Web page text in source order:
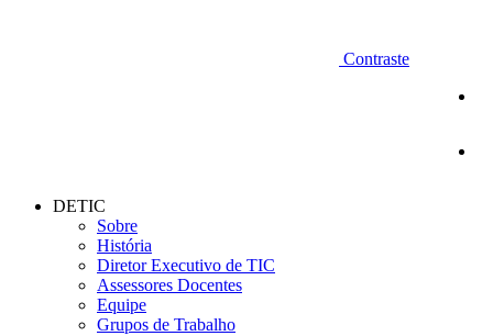
Contraste
DETIC
Sobre
História
Diretor Executivo de TIC
Assessores Docentes
Equipe
Grupos de Trabalho